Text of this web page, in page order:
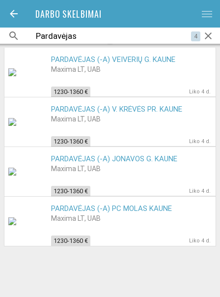
DARBO SKELBIMAI bars
4
PARDAVĖJAS (-A) VEIVERIŲ G. KAUNE
Maxima LT, UAB
1230-1360 € Liko 4 d.
PARDAVĖJAS (-A) V. KRĖVĖS PR. KAUNE
Maxima LT, UAB
1230-1360 € Liko 4 d.
PARDAVĖJAS (-A) JONAVOS G. KAUNE
Maxima LT, UAB
1230-1360 € Liko 4 d.
PARDAVĖJAS (-A) PC MOLAS KAUNE
Maxima LT, UAB
1230-1360 € Liko 4 d.